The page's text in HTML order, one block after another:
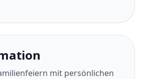
mit persönlichen